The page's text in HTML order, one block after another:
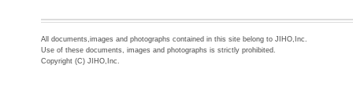
All documents,images and photographs contained in this site belong to JIHO,Inc.
Use of these documents, images and photographs is strictly prohibited.
Copyright (C) JIHO,Inc.